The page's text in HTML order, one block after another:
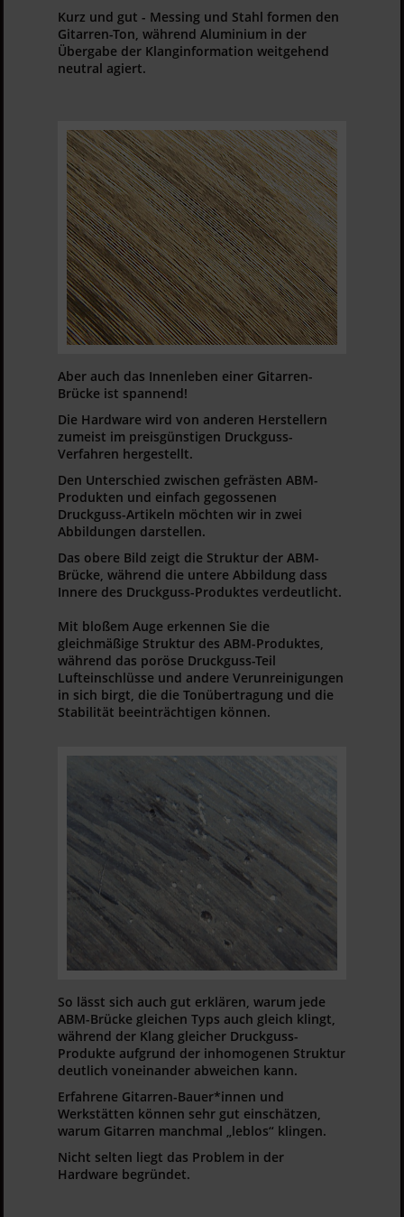
Kurz und gut - Messing und Stahl formen den
Gitarren-Ton, während Aluminium in der
Übergabe der Klanginformation weitgehend
neutral agiert.
Aber auch das Innenleben einer Gitarren-
Brücke ist spannend!
Die Hardware wird von anderen Herstellern
zumeist im preisgünstigen Druckguss-
Verfahren hergestellt.
Den Unterschied zwischen gefrästen ABM-
Produkten und einfach gegossenen
Druckguss-Artikeln möchten wir in zwei
Abbildungen darstellen.
Das obere Bild zeigt die Struktur der ABM-
Brücke, während die untere Abbildung dass
Innere des Druckguss-Produktes verdeutlicht.
Mit bloßem Auge erkennen Sie die
gleichmäßige Struktur des ABM-Produktes,
während das poröse Druckguss-Teil
Lufteinschlüsse und andere Verunreinigungen
in sich birgt, die die Tonübertragung und die
Stabilität beeinträchtigen können.
So lässt sich auch gut erklären, warum jede
ABM-Brücke gleichen Typs auch gleich klingt,
während der Klang gleicher Druckguss-
Produkte aufgrund der inhomogenen Struktur
deutlich voneinander abweichen kann.
Erfahrene Gitarren-Bauer*innen und
Werkstätten können sehr gut einschätzen,
warum Gitarren manchmal „leblos“ klingen.
Nicht selten liegt das Problem in der
Hardware begründet.